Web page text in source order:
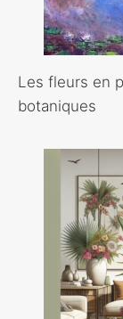
Les fleurs en
botaniques